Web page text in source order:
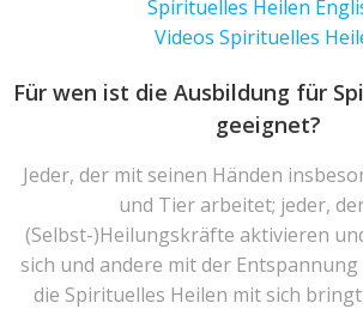
Spirituelles Heilen
Videos Spirituelles
Für wen ist die Ausbildung für
geeignet?
Jeder, der mit seinen Händen
und Tier arbeitet; jeder,
(Selbst-)Heilungskräfte aktivieren
sich und andere mit der
die Spirituelles Heilen mit sich